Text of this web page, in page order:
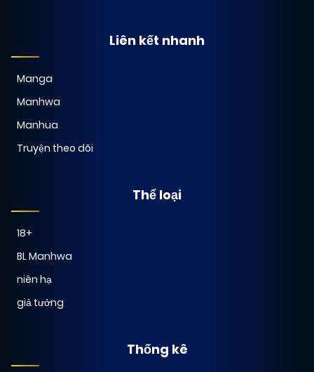
Liên kết nhanh
Manga
Manhwa
Manhua
Truyện theo dõi
Thể loại
18+
BL Manhwa
niên hạ
giả tưởng
Thống kê